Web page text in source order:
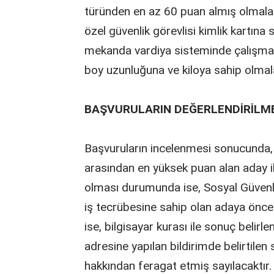
türünden en az 60 puan almış
özel güvenlik görevlisi kimlik kartına
mekanda vardiya sisteminde
boy uzunluğuna ve kiloya sahip
BAŞVURULARIN
Başvuruların incelenmesi
arasından en yüksek puan alan
olması durumunda ise, Sosyal
iş tecrübesine sahip olan adaya
ise, bilgisayar kurası ile sonuç
adresine yapılan bildirimde
hakkından feragat etmiş